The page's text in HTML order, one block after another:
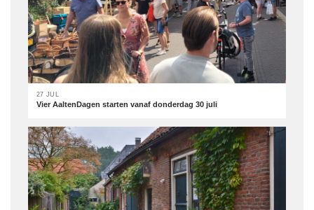
27 JUL
Vier AaltenDagen starten vanaf donderdag 30 juli